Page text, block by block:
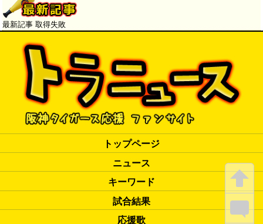
最新記事 取得失敗
トップページ
ニュース
キーワード
試合結果
応援歌